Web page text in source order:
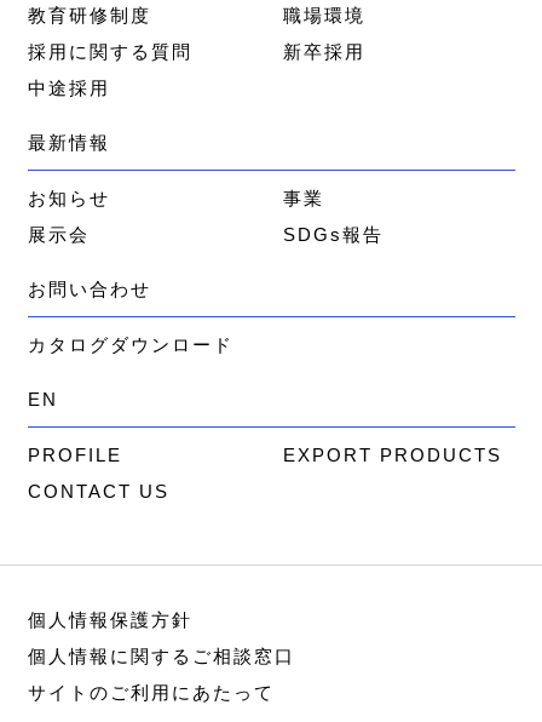
教育研修制度
職場環境
採用に関する質問
新卒採用
中途採用
最新情報
お知らせ
事業
展示会
SDGs報告
お問い合わせ
カタログダウンロード
EN
PROFILE
EXPORT PRODUCTS
CONTACT US
個人情報保護方針
個人情報に関するご相談窓口
サイトのご利用にあたって